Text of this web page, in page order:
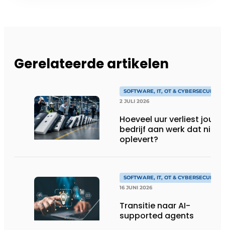
Gerelateerde artikelen
SOFTWARE, IT, OT & CYBERSECURITY
2 JULI 2026
Hoeveel uur verliest jouw
bedrijf aan werk dat niks
oplevert?
SOFTWARE, IT, OT & CYBERSECURITY
16 JUNI 2026
Transitie naar AI-
supported agents